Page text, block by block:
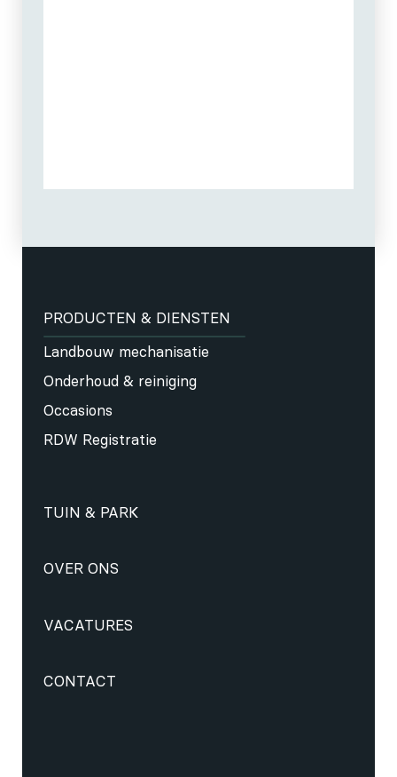
PRODUCTEN & DIENSTEN
Landbouw mechanisatie
Onderhoud & reiniging
Occasions
RDW Registratie
TUIN & PARK
OVER ONS
VACATURES
CONTACT